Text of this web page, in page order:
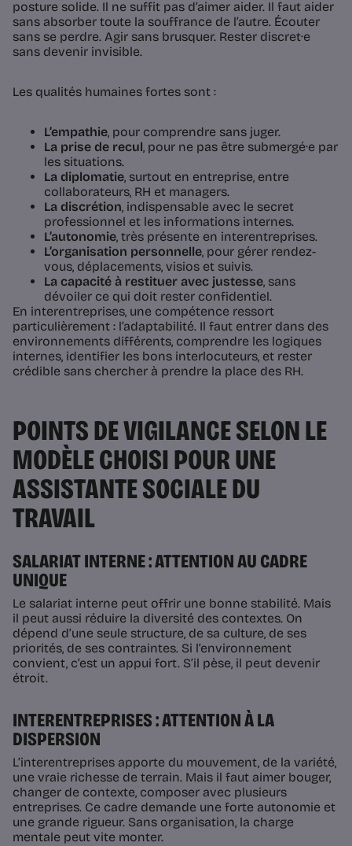
posture solide. Il ne suffit pas d’aimer aider. Il faut aider
sans absorber toute la souffrance de l’autre. Écouter
sans se perdre. Agir sans brusquer. Rester discret·e
sans devenir invisible.
Les qualités humaines fortes sont :
L’empathie, pour comprendre sans juger.
La prise de recul, pour ne pas être submergé·e par
les situations.
La diplomatie, surtout en entreprise, entre
collaborateurs, RH et managers.
La discrétion, indispensable avec le secret
professionnel et les informations internes.
L’autonomie, très présente en interentreprises.
L’organisation personnelle, pour gérer rendez-
vous, déplacements, visios et suivis.
La capacité à restituer avec justesse, sans
dévoiler ce qui doit rester confidentiel.
En interentreprises, une compétence ressort
particulièrement : l’adaptabilité. Il faut entrer dans des
environnements différents, comprendre les logiques
internes, identifier les bons interlocuteurs, et rester
crédible sans chercher à prendre la place des RH.
POINTS DE VIGILANCE SELON LE
MODÈLE CHOISI POUR UNE
ASSISTANTE SOCIALE DU
TRAVAIL
SALARIAT INTERNE : ATTENTION AU CADRE
UNIQUE
Le salariat interne peut offrir une bonne stabilité. Mais
il peut aussi réduire la diversité des contextes. On
dépend d’une seule structure, de sa culture, de ses
priorités, de ses contraintes. Si l’environnement
convient, c’est un appui fort. S’il pèse, il peut devenir
étroit.
INTERENTREPRISES : ATTENTION À LA
DISPERSION
L’interentreprises apporte du mouvement, de la variété,
une vraie richesse de terrain. Mais il faut aimer bouger,
changer de contexte, composer avec plusieurs
entreprises. Ce cadre demande une forte autonomie et
une grande rigueur. Sans organisation, la charge
mentale peut vite monter.